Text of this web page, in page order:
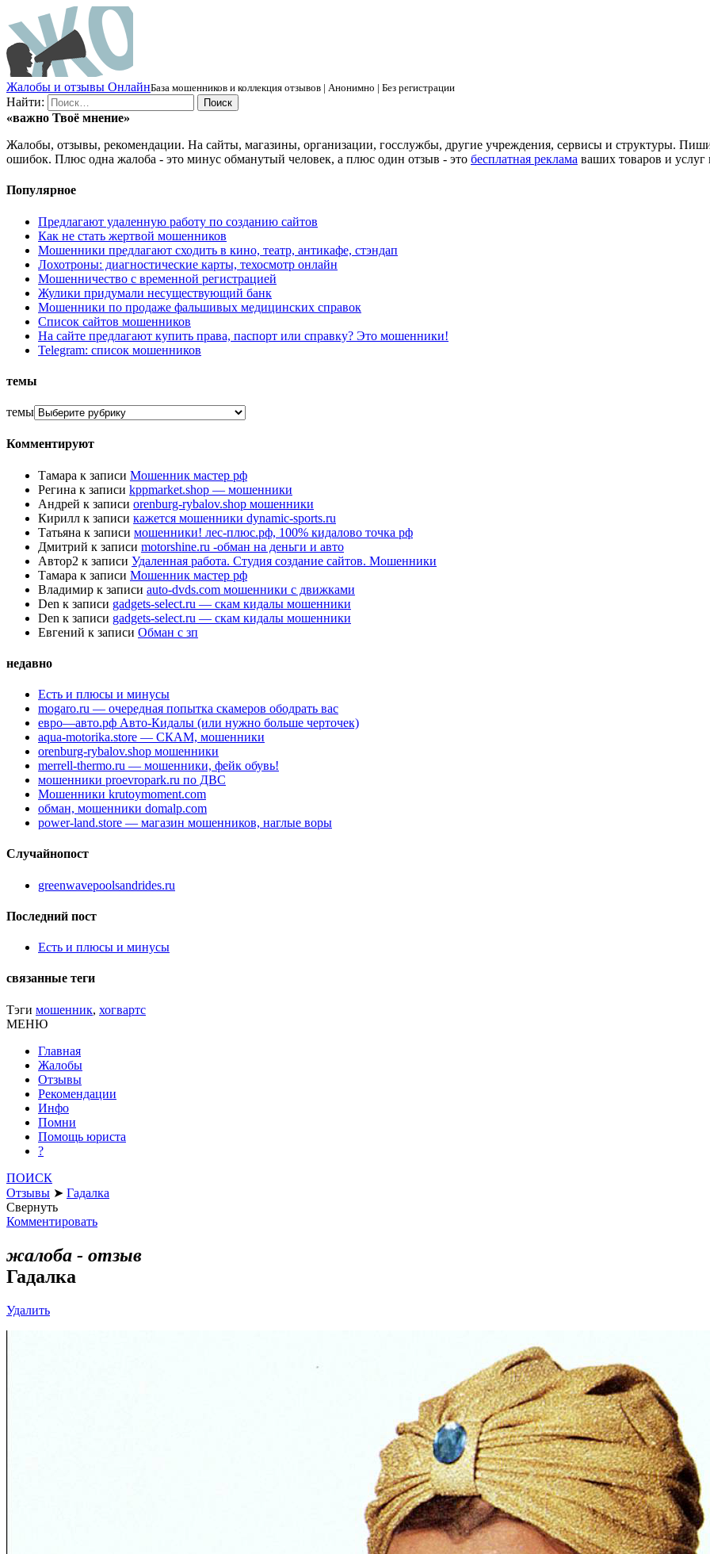
Жалобы и отзывы ОнлайнБаза мошенников и коллекция отзывов | Анонимно | Без регистрации
Найти:
«важно Твоё мнение»
Жалобы, отзывы, рекомендации. На сайты, магазины, организации, госслужбы, другие учреждения, сервисы и структуры.
ошибок. Плюс одна жалоба - это минус обманутый человек, а плюс один отзыв - это бесплатная реклама ваших товаров и услуг
Популярное
Предлагают удаленную работу по созданию сайтов
Как не стать жертвой мошенников
Мошенники предлагают сходить в кино, театр, антикафе, стэндап
Лохотроны: диагностические карты, техосмотр онлайн
Мошенничество с временной регистрацией
Жулики придумали несуществующий банк
Мошенники по продаже фальшивых медицинских справок
Список сайтов мошенников
На сайте предлагают купить права, паспорт или справку? Это мошенники!
Telegram: список мошенников
темы
темы
Комментируют
Тамара к записи Мошенник мастер рф
Регина к записи kppmarket.shop — мошенники
Андрей к записи orenburg-rybalov.shop мошенники
Кирилл к записи кажется мошенники dynamic-sports.ru
Татьяна к записи мошенники! лес-плюс.рф, 100% кидалово точка рф
Дмитрий к записи motorshine.ru -обман на деньги и авто
Автор2 к записи Удаленная работа. Студия создание сайтов. Мошенники
Тамара к записи Мошенник мастер рф
Владимир к записи auto-dvds.com мошенники с движками
Den к записи gadgets-select.ru — скам кидалы мошенники
Den к записи gadgets-select.ru — скам кидалы мошенники
Евгений к записи Обман с зп
недавно
Есть и плюсы и минусы
mogaro.ru — очередная попытка скамеров ободрать вас
евро—авто.рф Авто-Кидалы (или нужно больше черточек)
aqua-motorika.store — СКАМ, мошенники
orenburg-rybalov.shop мошенники
merrell-thermo.ru — мошенники, фейк обувь!
мошенники proevropark.ru по ДВС
Мошенники krutoymoment.com
обман, мошенники domalp.com
power-land.store — магазин мошенников, наглые воры
Случайнопост
greenwavepoolsandrides.ru
Последний пост
Есть и плюсы и минусы
связанные теги
Тэги мошенник, хогвартс
МЕНЮ
Главная
Жалобы
Отзывы
Рекомендации
Инфо
Помни
Помощь юриста
?
ПОИСК
Отзывы ➤ Гадалка
Свернуть
Комментировать
жалоба - отзыв
Гадалка
Удалить